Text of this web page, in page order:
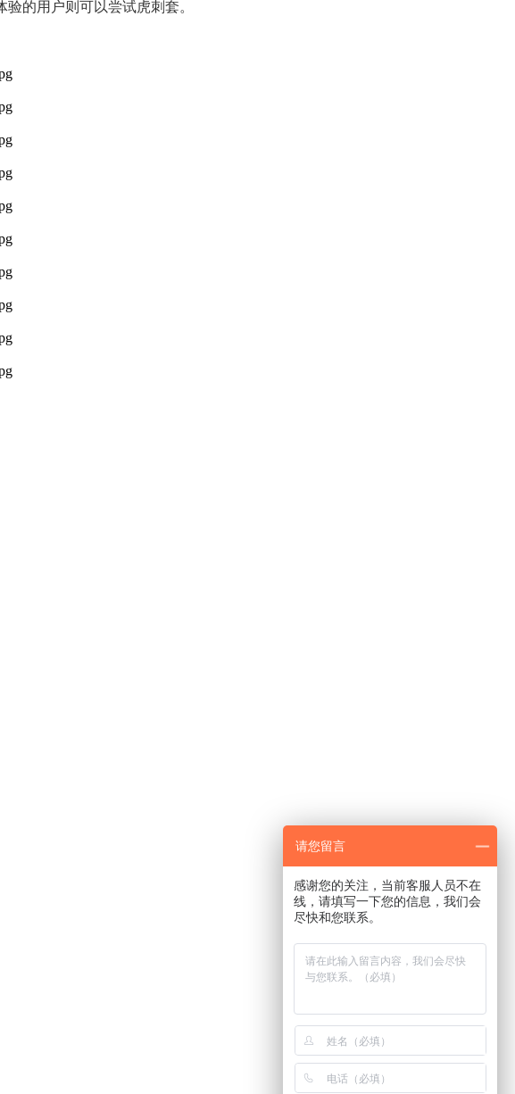
的用户则可以尝试虎刺套。
请您留言
感谢您的关注，当前客服人员不在
线，请填写一下您的信息，我们会
尽快和您联系。